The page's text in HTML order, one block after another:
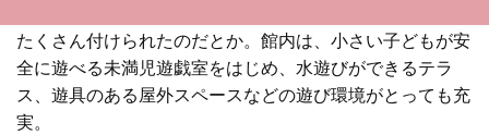
たくさん付けられたのだとか。館内は、小さい子どもが安
全に遊べる未満児遊戯室をはじめ、水遊びができるテラ
ス、遊具のある屋外スペースなどの遊び環境がとっても充
実。